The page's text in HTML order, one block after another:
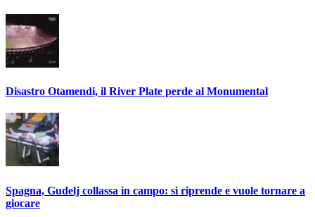
Disastro Otamendi, il River Plate perde al Monumental
Spagna, Gudelj collassa in campo: si riprende e vuole tornare a
giocare